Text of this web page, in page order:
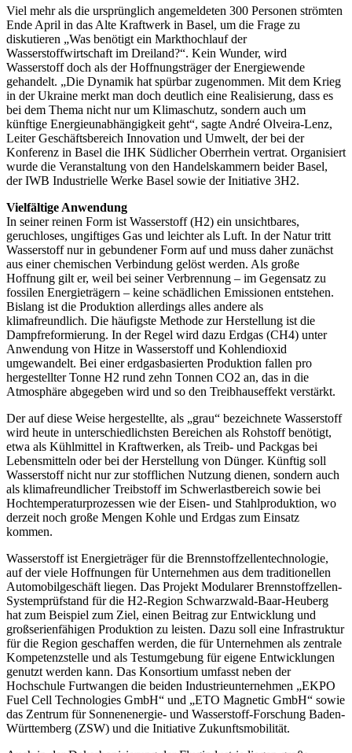
Viel mehr als die ursprünglich angemeldeten 300 Personen strömten
Ende April in das Alte Kraftwerk in Basel, um die Frage zu
diskutieren „Was benötigt ein Markthochlauf der
Wasserstoffwirtschaft im Dreiland?“. Kein Wunder, wird
Wasserstoff doch als der Hoffnungsträger der Energiewende
gehandelt. „Die Dynamik hat spürbar zugenommen. Mit dem Krieg
in der Ukraine merkt man doch deutlich eine Realisierung, dass es
bei dem Thema nicht nur um Klimaschutz, sondern auch um
künftige Energieunabhängigkeit geht“, sagte André Olveira-Lenz,
Leiter Geschäftsbereich Innovation und Umwelt, der bei der
Konferenz in Basel die IHK Südlicher Oberrhein vertrat. Organisiert
wurde die Veranstaltung von den Handelskammern beider Basel,
der IWB Industrielle Werke Basel sowie der Initiative 3H2.
Vielfältige Anwendung
In seiner reinen Form ist Wasserstoff (H2) ein unsichtbares,
geruchloses, ungiftiges Gas und leichter als Luft. In der Natur tritt
Wasserstoff nur in gebundener Form auf und muss daher zunächst
aus einer chemischen Verbindung gelöst werden. Als große
Hoffnung gilt er, weil bei seiner Verbrennung – im Gegensatz zu
fossilen Energieträgern – keine schädlichen Emissionen entstehen.
Bislang ist die Produktion allerdings alles andere als
klimafreundlich. Die häufigste Methode zur Herstellung ist die
Dampfreformierung. In der Regel wird dazu Erdgas (CH4) unter
Anwendung von Hitze in Wasserstoff und Kohlendioxid
umgewandelt. Bei einer erdgasbasierten Produktion fallen pro
hergestellter Tonne H2 rund zehn Tonnen CO2 an, das in die
Atmosphäre abgegeben wird und so den Treibhauseffekt verstärkt.
Der auf diese Weise hergestellte, als „grau“ bezeichnete Wasserstoff
wird heute in unterschiedlichsten Bereichen als Rohstoff benötigt,
etwa als Kühlmittel in Kraftwerken, als Treib- und Packgas bei
Lebensmitteln oder bei der Herstellung von Dünger. Künftig soll
Wasserstoff nicht nur zur stofflichen Nutzung dienen, sondern auch
als klimafreundlicher Treibstoff im Schwerlastbereich sowie bei
Hochtemperaturprozessen wie der Eisen- und Stahlproduktion, wo
derzeit noch große Mengen Kohle und Erdgas zum Einsatz
kommen.
Wasserstoff ist Energieträger für die Brennstoffzellentechnologie,
auf der viele Hoffnungen für Unternehmen aus dem traditionellen
Automobilgeschäft liegen. Das Projekt Modularer Brennstoffzellen-
Systemprüfstand für die H2-Region Schwarzwald-Baar-Heuberg
hat zum Beispiel zum Ziel, einen Beitrag zur Entwicklung und
großserienfähigen Produktion zu leisten. Dazu soll eine Infrastruktur
für die Region geschaffen werden, die für Unternehmen als zentrale
Kompetenzstelle und als Testumgebung für eigene Entwicklungen
genutzt werden kann. Das Konsortium umfasst neben der
Hochschule Furtwangen die beiden Industrieunternehmen „EKPO
Fuel Cell Technologies GmbH“ und „ETO Magnetic GmbH“ sowie
das Zentrum für Sonnenenergie- und Wasserstoff-Forschung Baden-
Württemberg (ZSW) und die Initiative Zukunftsmobilität.